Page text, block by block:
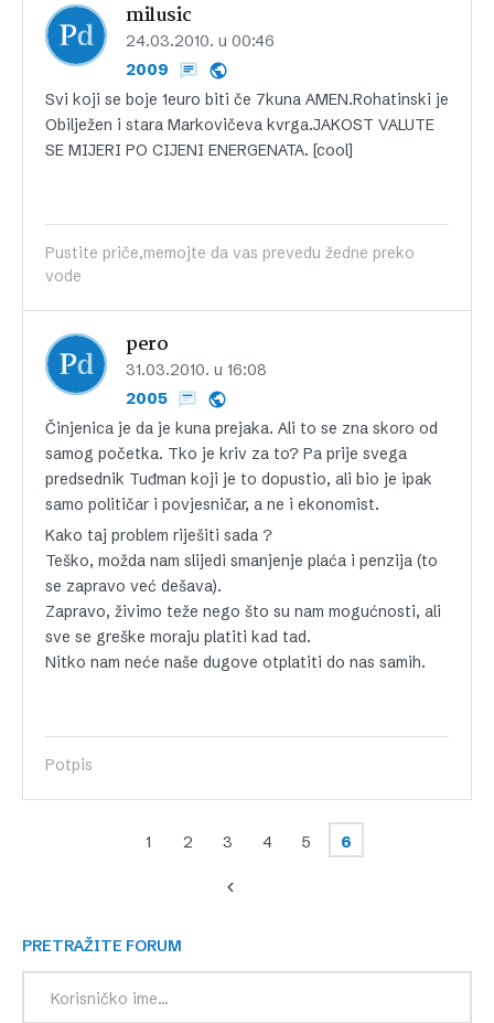
milusic
24.03.2010. u 00:46
2009
Svi koji se boje 1euro biti če 7kuna AMEN.Rohatinski je
Obilježen i stara Markovičeva kvrga.JAKOST VALUTE
SE MIJERI PO CIJENI ENERGENATA. [cool]
Pustite priče,memojte da vas prevedu žedne preko
vode
pero
31.03.2010. u 16:08
2005
Činjenica je da je kuna prejaka. Ali to se zna skoro od
samog početka. Tko je kriv za to? Pa prije svega
predsednik Tuđman koji je to dopustio, ali bio je ipak
samo političar i povjesničar, a ne i ekonomist.
Kako taj problem riješiti sada ?
Teško, možda nam slijedi smanjenje plaća i penzija (to
se zapravo već dešava).
Zapravo, živimo teže nego što su nam mogućnosti, ali
sve se greške moraju platiti kad tad.
Nitko nam neće naše dugove otplatiti do nas samih.
Potpis
1 2 3 4 5 6
PRETRAŽITE FORUM